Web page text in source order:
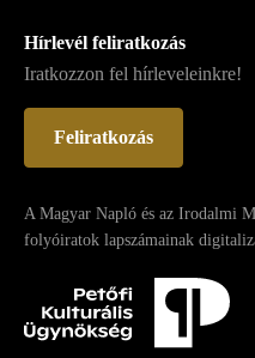
Hírlevél feliratkozás
Iratkozzon fel hírleveleinkre!
Feliratkozás
A Magyar Napló és az Irodalmi
folyóiratok lapszámainak